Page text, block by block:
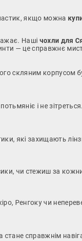
якщо можна
Наші чохли для
— це справжнє
скляним корпусом
і не
які захищають
чи стежиш за
Ренгоку чи
справжнім